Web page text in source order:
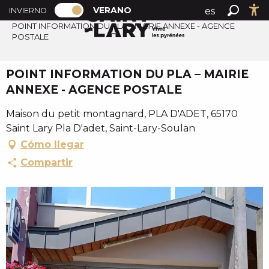
A
l
r
u
c
o
n
e
u
p
r
i
n
PAGE D’ACCUEIL ACTUELLE ÉTÉ : PASSER EN MODE
INVIERNO PAGE D’ACCUEIL ACTUELLE ÉTÉ :
VERANO
es
Buscar
Accueil verano
POINT INFORMATION DU PLA – MAIRIE ANNEXE - AGENCE
POSTALE
POINT INFORMATION DU PLA – MAIRIE
ANNEXE - AGENCE POSTALE
Maison du petit montagnard, PLA D'ADET, 65170
Saint Lary Pla D'adet, Saint-Lary-Soulan
Cómo llegar
Compartir